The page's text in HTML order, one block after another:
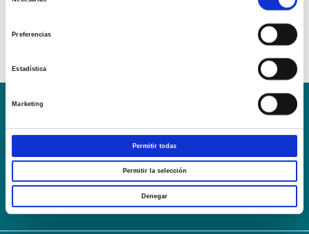
Preferencias
Estadística
Marketing
Permitir todas
Permitir la selección
Denegar
AVISO LEGAL – TÉRMINOS Y CONDICIONES DE SERVICIOS
ONLINE
Política de cookies
Contacto
Webmail User Login